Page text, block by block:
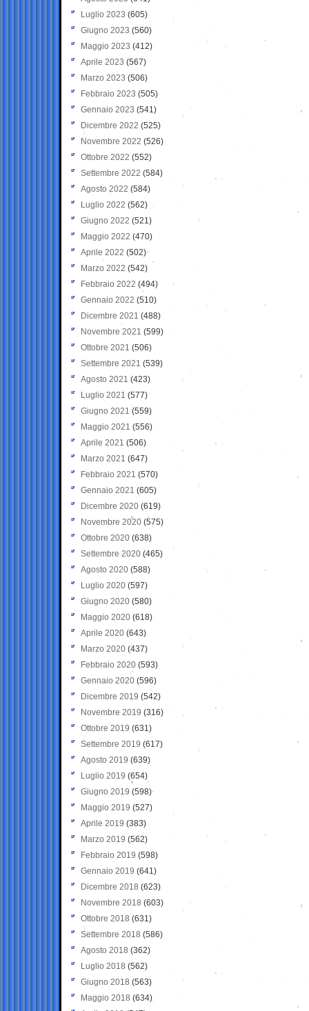
Luglio 2023 (605)
Giugno 2023 (560)
Maggio 2023 (412)
Aprile 2023 (567)
Marzo 2023 (506)
Febbraio 2023 (505)
Gennaio 2023 (541)
Dicembre 2022 (525)
Novembre 2022 (526)
Ottobre 2022 (552)
Settembre 2022 (584)
Agosto 2022 (584)
Luglio 2022 (562)
Giugno 2022 (521)
Maggio 2022 (470)
Aprile 2022 (502)
Marzo 2022 (542)
Febbraio 2022 (494)
Gennaio 2022 (510)
Dicembre 2021 (488)
Novembre 2021 (599)
Ottobre 2021 (506)
Settembre 2021 (539)
Agosto 2021 (423)
Luglio 2021 (577)
Giugno 2021(559)
Maggio 2021 (556)
Aprile 2021 (506)
Marzo 2021 (647)
Febbraio 2021 (570)
Gennaio 2021 (605)
Dicembre 2020 (619)
Novembre 2020 (575)
Ottobre 2020 (638)
Settembre 2020(465)
Agosto 2020 (588)
Luglio 2020 (597)
Giugno 2020 (580)
Maggio 2020 (618)
Aprile 2020 (643)
Marzo 2020 (437)
Febbraio 2020 (593)
Gennaio 2020 (596)
Dicembre 2019 (542)
Novembre 2019 (316)
Ottobre 2019 (631)
Settembre 2019 (617)
Agosto 2019 (639)
Luglio 2019 (654)
Giugno 2019 (598)
Maggio 2019 (527)
Aprile 2019 (383)
Marzo 2019 (562)
Febbraio 2019 (598)
Gennaio 2019 (641)
Dicembre 2018 (623)
Novembre 2018 (603)
Ottobre 2018 (631)
Settembre 2018 (586)
Agosto 2018 (362)
Luglio 2018 (562)
Giugno 2018 (563)
Maggio 2018 (634)